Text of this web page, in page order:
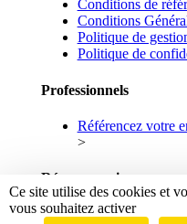
Conditions de
Conditions
Politique de
Politique de
Professionnels
Référencez votre
>
Réseaux sociaux
Facebook
Ce site utilise des cookies et
vous souhaitez activer